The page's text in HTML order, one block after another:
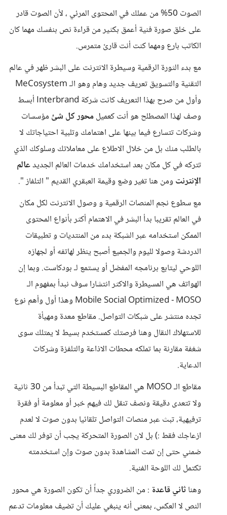
الصوت 50% من عملك في المحتوى المرئي ، لأن الصوت قادر
على خلق صورة فنية أعمق بكثير من قراءة نص بنفسك مهما كان
الكاتب بارع ومهما كنت أنت قارئ متمرس.
مع بدء الثورة الرقمية وسيطرة الانترنت على البشر ظهر في عالم
التقنية والتسويق تعريف جديد وهام وهو الـ MeCosystem
وأول من صرح بهذا التعريف كانت شركة Interbrand أبسط
وصف لهذا المصطلح هو أنت كعميلمحور كل شئ مؤسسات
وشركات تتسارع فيما بينها على اهتمامك وتلبية احتياجاتك لا
بالطلب منك بل من خلال الاطلاع على معاملاتك وسلوكك الذي
تتركه في كل مكان بعد استخدامك خدمات العالم الجديدعالم
الإنترنت ومن هنا تغير وضع وقيمة العبقري القديم " التلفاز ".
مع سطوع نجم المنصات الرقمية و وصول الانترنت لكل مكان
في العالم تقريبا بدأ البشر في الاهتمام أكثر بأنواع المحتوى
الممكن استخدامه عبر الشبكة بدء من المنتديات و تطبيقات
الدردشة وصولا لليوم والجميع أصبح ينظر لهاتفه أو لجهازه
اللوحي ليتابع برنامجه المفضل أو يستمع لـ بودكاست. وبما إن
الهواتف هي المسيطرة والاكثر انتشارا سوف نبدأ بمفهوم الـ
Mobile Social Optimized - MOSO وهذا أول وأهم نوع
تجده منتشر على شبكات التواصل. مقاطع معدة ومهيأة
للاستهلاك النقال وهنا فرصتك كمستخدم بسيط لا يمتلك سوى
شغفة مقارنة بما تملكه محطات الاذاعة والتلفزة وشركات
الدعاية.
مقاطع الـ MOSO هي المقاطع البسيطة التي تبدأ من 30 ثانية
ولا تتعدى دقيقة ونصف تنقل لك فيهم خبر أو معلومة أو فقرة
ترفيهية، تبث عبر منصات التواصل تلقائيا بدون صوت لا لعدم
ازعاجك فقط :) بل لان الصورة المتحركة يجب أن توفر لك معنى
ضمني حتى إن تمت المشاهدة بدون صوت وإن استخدمته
تكتمل لك اللوحة الفنية.
وهناثاني قاعدة : من الضروري جداً أن تكون الصورة هي محور
النص لا العكس، بمعنى أنه ينبغي عليك أن تضيف معلومات تدعم